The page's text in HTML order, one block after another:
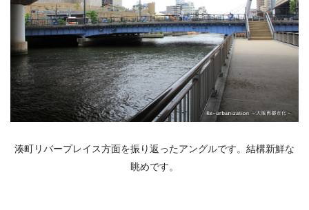
湊町リバープレイス方面を振り返ったアングルです。結構新鮮な
眺めです。